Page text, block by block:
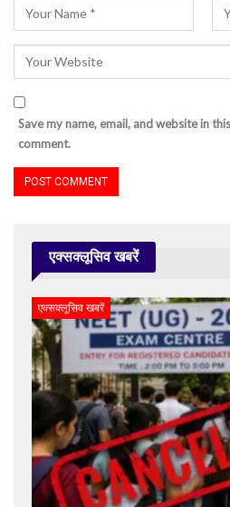
Save my name, email, and website in
comment.
एक्सक्लूसिव खबरें
एक्सक्लूसिव खबरें